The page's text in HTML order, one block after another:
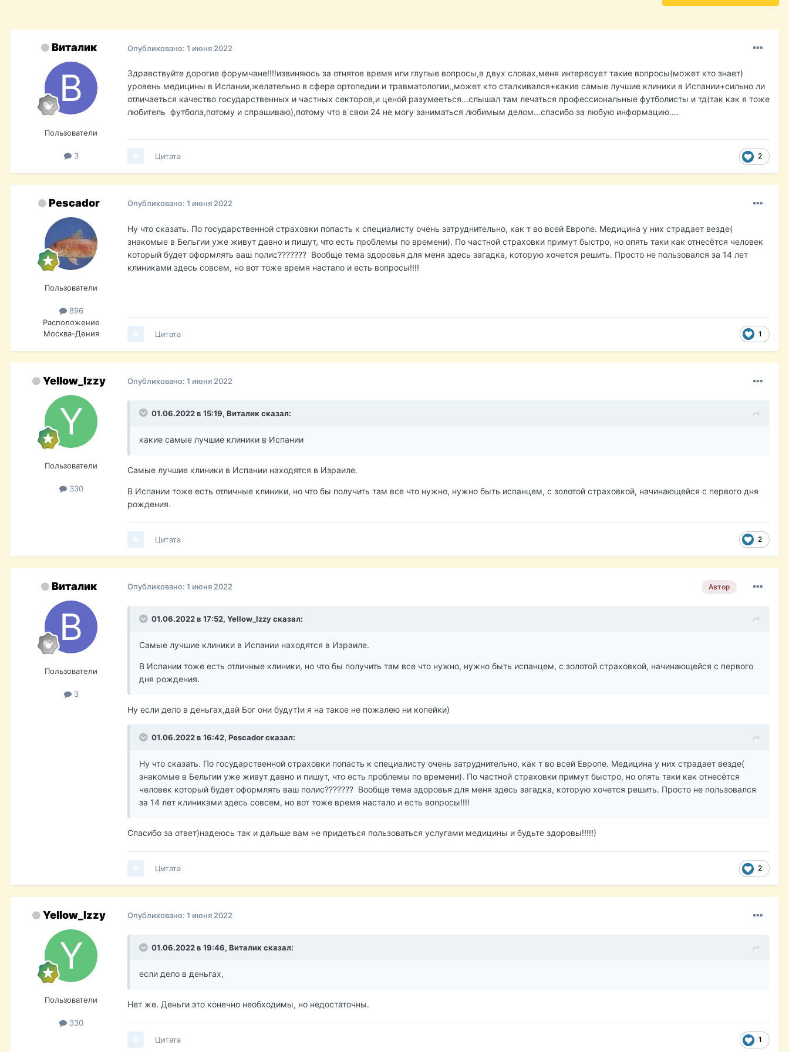
Виталик
Пользователи
3
Опубликовано: 1 июня 2022
Здравствуйте дорогие форумчане!!!!извиняюсь за отнятое время или глупые вопросы,в двух словах,меня интересует такие вопросы(может кто знает)
уровень медицины в Испании,желательно в сфере ортопедии и травматологии,,может кто сталкивался+какие самые лучшие клиники в Испании+сильно ли
отличаеться качество государственных и частных секторов,и ценой разумееться...слышал там лечаться профессиональные футболисты и тд(так как я тоже
любитель футбола,потому и спрашиваю),потому что в свои 24 не могу заниматься любимым делом...спасибо за любую информацию....
2
Цитата
Pescador
Пользователи
896
Расположение
Москва-Дения
Опубликовано: 1 июня 2022
Ну что сказать. По государственной страховки попасть к специалисту очень затруднительно, как т во всей Европе. Медицина у них страдает везде(
знакомые в Бельгии уже живут давно и пишут, что есть проблемы по времени). По частной страховки примут быстро, но опять таки как отнесётся человек
который будет оформлять ваш полис??????? Вообще тема здоровья для меня здесь загадка, которую хочется решить. Просто не пользовался за 14 лет
клиниками здесь совсем, но вот тоже время настало и есть вопросы!!!!
1
Цитата
Yellow_Izzy
Пользователи
330
Опубликовано: 1 июня 2022
01.06.2022 в 15:19, Виталиксказал:
какие самые лучшие клиники в Испании
Самые лучшие клиники в Испании находятся в Израиле.
В Испании тоже есть отличные клиники, но что бы получить там все что нужно, нужно быть испанцем, с золотой страховкой, начинающейся с первого дня
рождения.
2
Цитата
Виталик
Пользователи
3
Автор
Опубликовано: 1 июня 2022
01.06.2022 в 17:52, Yellow_Izzyсказал:
Самые лучшие клиники в Испании находятся в Израиле.
В Испании тоже есть отличные клиники, но что бы получить там все что нужно, нужно быть испанцем, с золотой страховкой, начинающейся с первого
дня рождения.
Ну если дело в деньгах,дай Бог они будут)и я на такое не пожалею ни копейки)
01.06.2022 в 16:42, Pescadorсказал:
Ну что сказать. По государственной страховки попасть к специалисту очень затруднительно, как т во всей Европе. Медицина у них страдает везде(
знакомые в Бельгии уже живут давно и пишут, что есть проблемы по времени). По частной страховки примут быстро, но опять таки как отнесётся
человек который будет оформлять ваш полис??????? Вообще тема здоровья для меня здесь загадка, которую хочется решить. Просто не пользовался
за 14 лет клиниками здесь совсем, но вот тоже время настало и есть вопросы!!!!
Спасибо за ответ)надеюсь так и дальше вам не придеться пользоваться услугами медицины и будьте здоровы!!!!!)
2
Цитата
Yellow_Izzy
Пользователи
330
Опубликовано: 1 июня 2022
01.06.2022 в 19:46, Виталиксказал:
если дело в деньгах,
Нет же. Деньги это конечно необходимы, но недостаточны.
1
Цитата